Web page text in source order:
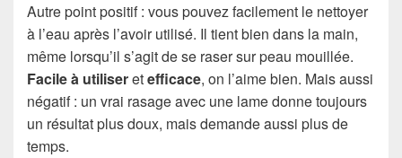
Autre point positif : vous pouvez facilement le nettoyer
à l’eau après l’avoir utilisé. Il tient bien dans la main,
même lorsqu’il s’agit de se raser sur peau mouillée.
Facile à utiliseretefficace, on l’aime bien. Mais aussi
négatif : un vrai rasage avec une lame donne toujours
un résultat plus doux, mais demande aussi plus de
temps.